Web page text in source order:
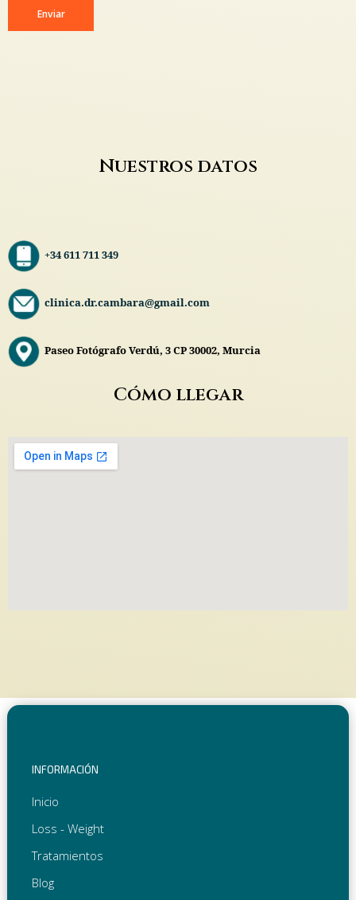
Nuestros datos
+34 611 711 349
clinica.dr.cambara@gmail.com
Paseo Fotógrafo Verdú, 3 CP 30002, Murcia
Cómo llegar
INFORMACIÓN
Inicio
Loss - Weight
Tratamientos
Blog